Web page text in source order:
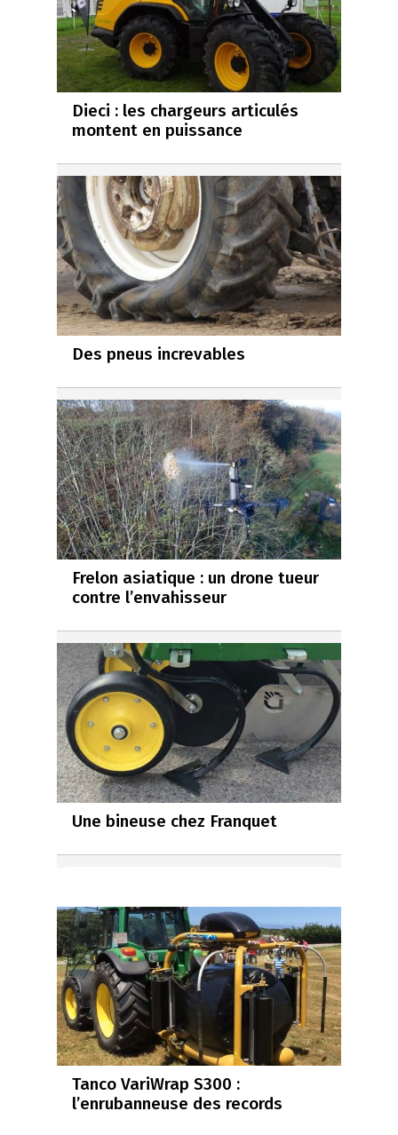
Dieci : les chargeurs articulés
montent en puissance
Des pneus increvables
Frelon asiatique : un drone tueur
contre l’envahisseur
Une bineuse chez Franquet
Tanco VariWrap S300 :
l’enrubanneuse des records